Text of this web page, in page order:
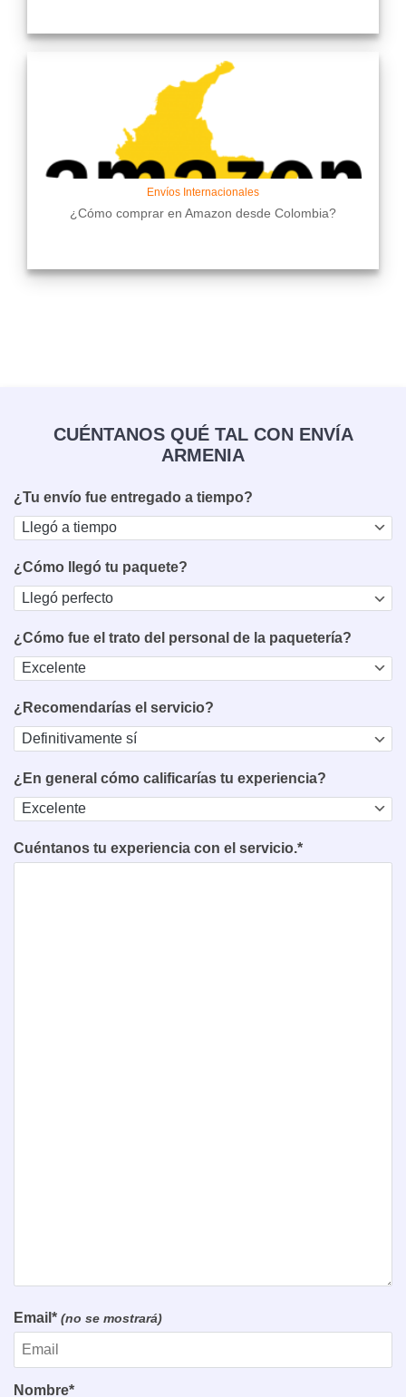
Envíos Internacionales
¿Cómo comprar en Amazon desde Colombia?
CUÉNTANOS QUÉ TAL CON ENVÍA
ARMENIA
¿Tu envío fue entregado a tiempo?
¿Cómo llegó tu paquete?
¿Cómo fue el trato del personal de la paquetería?
¿Recomendarías el servicio?
¿En general cómo calificarías tu experiencia?
Cuéntanos tu experiencia con el servicio.*
Email* (no se mostrará)
Nombre*